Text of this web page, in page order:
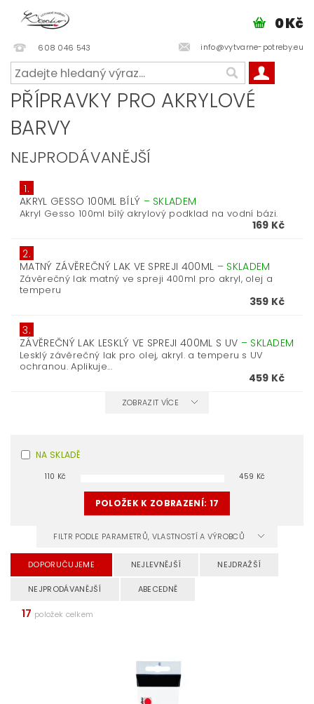
608 046 543 info@vytvarne-potreby.eu
0 Kč
PŘÍPRAVKY PRO AKRYLOVÉ
BARVY
NEJPRODÁVANĚJŠÍ
1.
AKRYL GESSO 100ML BÍLÝ – SKLADEM
Akryl Gesso 100ml bílý akrylový podklad na vodní bázi.
169 Kč
2.
MATNÝ ZÁVĚREČNÝ LAK VE SPREJI 400ML – SKLADEM
Závěrečný lak matný ve spreji 400ml pro akryl, olej a
temperu
359 Kč
3.
ZÁVĚREČNÝ LAK LESKLÝ VE SPREJI 400ML S UV – SKLADEM
Lesklý závěrečný lak pro olej, akryl. a temperu s UV
ochranou. Aplikuje...
459 Kč
ZOBRAZIT VÍCE
NA SKLADĚ
110 Kč 459 Kč
POLOŽEK K ZOBRAZENÍ: 17
FILTR PODLE PARAMETRŮ, VLASTNOSTÍ A VÝROBCŮ
DOPORUČUJEME NEJLEVNĚJŠÍ NEJDRAŽŠÍ
NEJPRODÁVANĚJŠÍ ABECEDNĚ
17 položek celkem